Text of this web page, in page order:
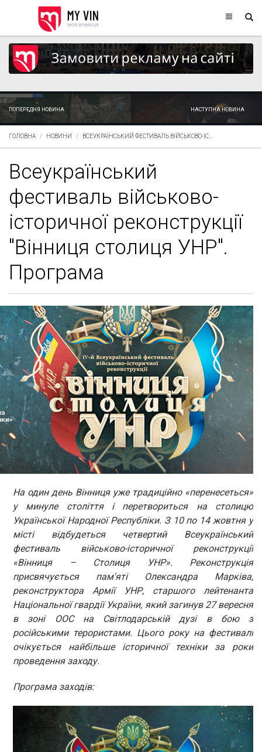
ПОПЕРЕДНЯ НОВИНА НАСТУПНА НОВИНА
ГОЛОВНА НОВИНИ ВСЕУКРАЇНСЬКИЙ ФЕСТИВАЛЬ ВІЙСЬКОВО-ІС...
Всеукраїнський
фестиваль військово-
історичної реконструкції
"Вінниця столиця УНР".
Програма
На один день Вінниця уже традиційно «перенесеться»
у минуле століття і перетвориться на столицю
Української Народної Республіки. З 10 по 14 жовтня у
місті відбудеться четвертий Всеукраїнський
фестиваль військово-історичної реконструкції
«Вінниця – Столиця УНР». Реконструкція
присвячується пам'яті Олександра Марківа,
реконструктора Армії УНР, старшого лейтенанта
Національної гвардії України, який загинув 27 вересня
в зоні ООС на Світлодарській дузі в бою з
російськими терористами. Цього року на фестивалі
очікується найбільше історичної техніки за роки
проведення заходу.
Програма заходів: